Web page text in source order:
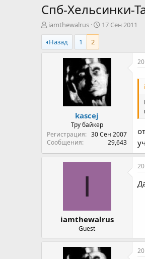
Спб-Хельсинки-
А
в
т
о
iamthewalrus
Д
н
а
ч
а
л
а
17 Сен 2011
Назад
1 2
kascej
Тру байкер
Регистрация
30 Сен 2007
Сообщения
29,643
I
iamthewalrus
Guest